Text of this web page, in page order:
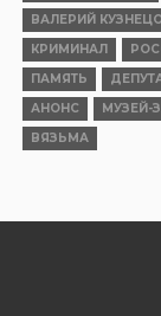
ВАЛЕРИЙ
КРИМИНАЛ
ПАМЯТЬ
АНОНС
МУЗЕЙ-
ВЯЗЬМА